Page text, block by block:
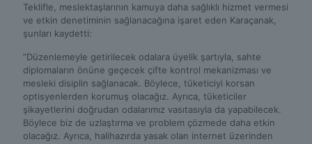
Teklifle, meslektaşlarının kamuya daha sağlıklı hizmet vermesi
ve etkin denetiminin sağlanacağına işaret eden Karaçanak,
şunları kaydetti:
“Düzenlemeyle getirilecek odalara üyelik şartıyla, sahte
diplomaların önüne geçecek çifte kontrol mekanizması ve
mesleki disiplin sağlanacak. Böylece, tüketiciyi korsan
optisyenlerden korumuş olacağız. Ayrıca, tüketiciler
şikayetlerini doğrudan odalarımız vasıtasıyla da yapabilecek.
Böylece biz de uzlaştırma ve problem çözmede daha etkin
olacağız. Ayrıca, halihazırda yasak olan internet üzerinden